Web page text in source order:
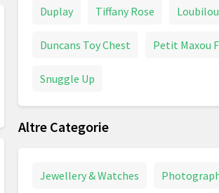
Duplay Tiffany Rose Loubilou
Duncans Toy Chest Petit Maxou
Snuggle Up
Altre Categorie
Jewellery & Watches